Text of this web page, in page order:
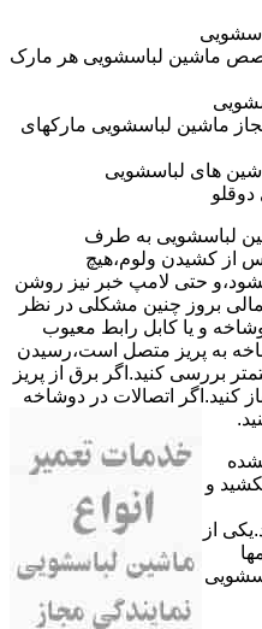
ماشین لباسشویی هر مارک
ماشین لباسشویی مارکهای
های لباسشویی
ماشین لباسشویی به طرف
از ﮐﺸﯿﺪن وﻟﻮم،ﻫﯿﭻ
حتی ﻻﻣﭗ ﺧﺒﺮ ﻧﯿﺰ روﺷﻦ
بروز چنین مشکلی در نظر
باشید:۱٫ ﭘﺮﯾﺰ ﺑﺮق ﻧﺪارد.۲٫ دوﺷﺎﺧﻪ و ﯾﺎ ﮐﺎﺑﻞ راﺑﻂ ﻣﻌﯿﻮب
ﺑﻪ ﭘﺮﯾﺰ ﻣﺘﺼﻞ اﺳﺖ،رﺳﯿﺪن
بررسی ﮐﻨﯿﺪ.اﮔﺮ ﺑﺮق از ﭘﺮﯾﺰ
کنید.اﮔﺮ اﺗﺼﺎﻻت در دوشاخه
و
از